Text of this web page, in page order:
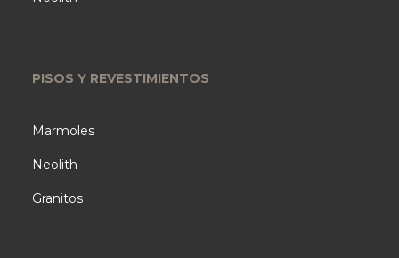
PISOS Y REVESTIMIENTOS
Marmoles
Neolith
Granitos